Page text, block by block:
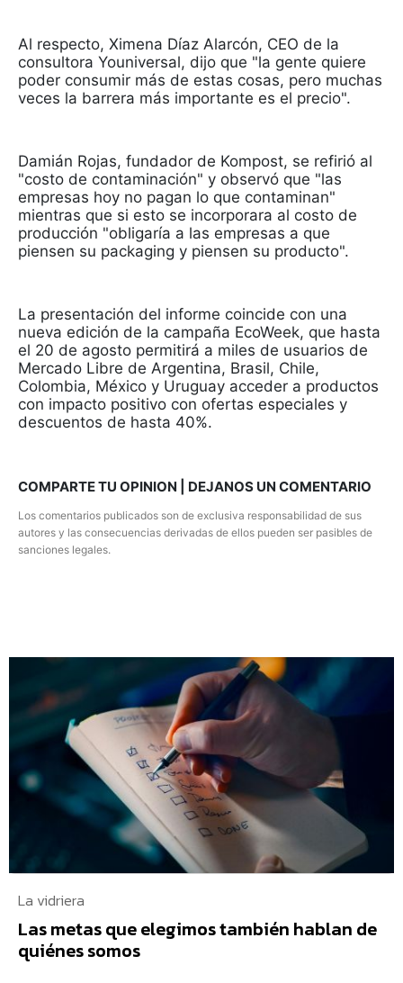
Al respecto, Ximena Díaz Alarcón, CEO de la
consultora Youniversal, dijo que "la gente quiere
poder consumir más de estas cosas, pero muchas
veces la barrera más importante es el precio".
Damián Rojas, fundador de Kompost, se refirió al
"costo de contaminación" y observó que "las
empresas hoy no pagan lo que contaminan"
mientras que si esto se incorporara al costo de
producción "obligaría a las empresas a que
piensen su packaging y piensen su producto".
La presentación del informe coincide con una
nueva edición de la campaña EcoWeek, que hasta
el 20 de agosto permitirá a miles de usuarios de
Mercado Libre de Argentina, Brasil, Chile,
Colombia, México y Uruguay acceder a productos
con impacto positivo con ofertas especiales y
descuentos de hasta 40%.
COMPARTE TU OPINION | DEJANOS UN COMENTARIO
Los comentarios publicados son de exclusiva responsabilidad de sus
autores y las consecuencias derivadas de ellos pueden ser pasibles de
sanciones legales.
La vidriera
Las metas que elegimos también hablan de
quiénes somos